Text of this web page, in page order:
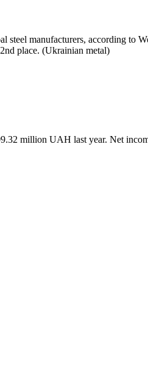
steel manufacturers, according to
place. (Ukrainian metal)
million UAH last year. Net